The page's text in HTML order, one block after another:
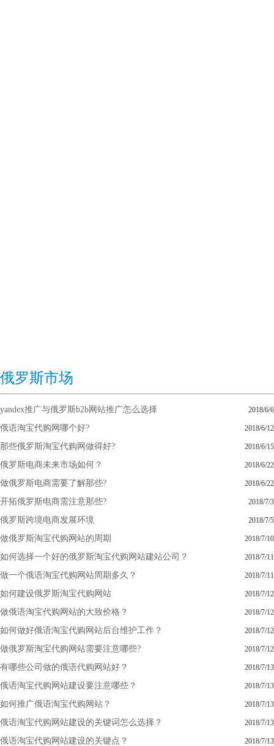
俄罗斯市场
yandex推广与俄罗斯b2b网站推广怎么选择 2018/6/6
俄语淘宝代购网哪个好? 2018/6/12
那些俄罗斯淘宝代购网做得好? 2018/6/15
俄罗斯电商未来市场如何？ 2018/6/22
做俄罗斯电商需要了解那些? 2018/6/22
开拓俄罗斯电商需注意那些? 2018/7/3
俄罗斯跨境电商发展环境 2018/7/5
做俄罗斯淘宝代购网站的周期 2018/7/10
如何选择一个好的俄罗斯淘宝代购网站建站公司？ 2018/7/11
做一个俄语淘宝代购网站周期多久？ 2018/7/11
如何建设俄罗斯淘宝代购网站 2018/7/12
做俄语淘宝代购网站的大致价格？ 2018/7/12
如何做好俄语淘宝代购网站后台维护工作？ 2018/7/12
做俄罗斯淘宝代购网站需要注意哪些? 2018/7/12
有哪些公司做的俄语代购网站好？ 2018/7/13
俄语淘宝代购网站建设要注意哪些？ 2018/7/13
如何推广俄语淘宝代购网站？ 2018/7/13
俄语淘宝代购网站建设的关键词怎么选择？ 2018/7/13
俄语淘宝代购网站建设的关键点？ 2018/7/13